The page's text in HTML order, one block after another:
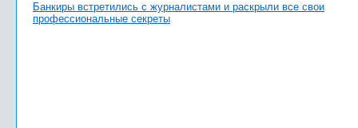
Банкиры встретились с журналистами и раскрыли все свои
профессиональные секреты